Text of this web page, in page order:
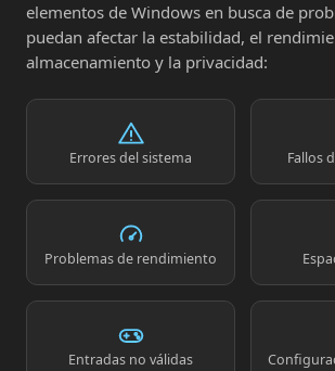
elementos de Windows en busca de
puedan afectar la estabilidad, el
almacenamiento y la privacidad:
Errores del sistema Fallos
Problemas de rendimiento
Entradas no válidas